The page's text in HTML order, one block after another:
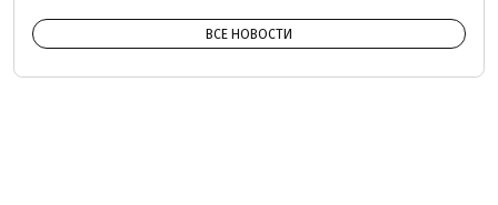
ВСЕ НОВОСТИ